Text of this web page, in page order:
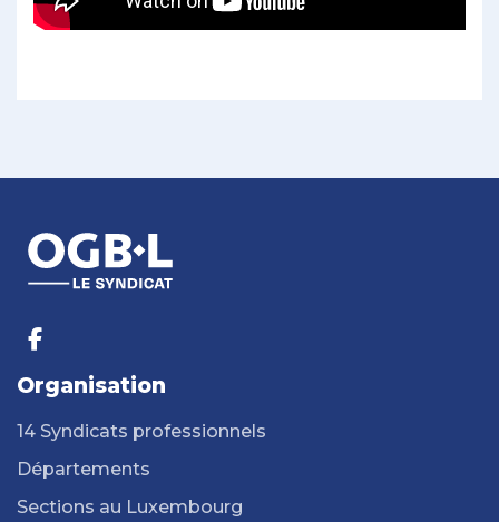
Organisation
14 Syndicats professionnels
Départements
Sections au Luxembourg